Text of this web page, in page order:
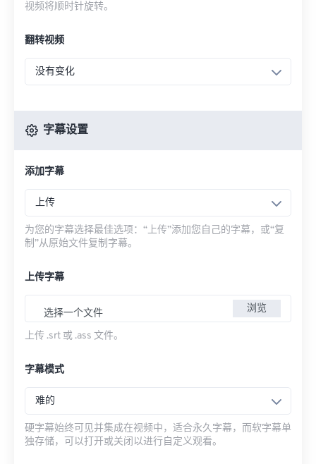
视频将顺时针旋转。
翻转视频
没有变化
字幕设置
添加字幕
上传
为您的字幕选择最佳选项：“上传”添加您自己的字幕，或“复
制”从原始文件复制字幕。
上传字幕
选择一个文件 浏览
上传 .srt 或 .ass 文件。
字幕模式
难的
硬字幕始终可见并集成在视频中，适合永久字幕，而软字幕单
独存储，可以打开或关闭以进行自定义观看。